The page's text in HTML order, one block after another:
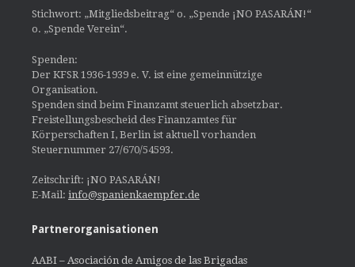
Stichwort: „Mitgliedsbeitrag“ o. „Spende ¡NO PASARÁN!“
o. „Spende Verein“.
Spenden:
Der KFSR 1936-1939 e. V. ist eine gemeinnützige
Organisation.
Spenden sind beim Finanzamt steuerlich absetzbar.
Freistellungsbescheid des Finanzamtes für
Körperschaften I, Berlin ist aktuell vorhanden
Steuernummer 27/670/54593.
Zeitschrift: ¡NO PASARÁN!
E-Mail: info@spanienkaempfer.de
Partnerorganisationen
AABI – Asociación de Amigos de las Brigadas